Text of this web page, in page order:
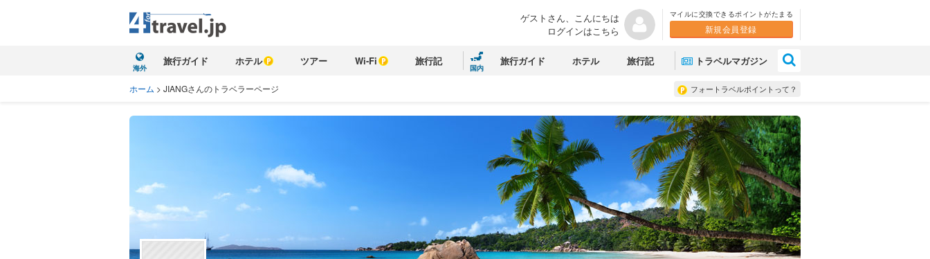
ゲストさん、こんにちは
ログインはこちら
マイルに交換できるポイントがたまる
新規会員登録
海外
旅行ガイド ホテル ツアー Wi-Fi 旅行記
国内
旅行ガイド ホテル 旅行記 トラベルマガジン
フォートラベルポイントって？
ホーム > JIANGさんのトラベラーページ